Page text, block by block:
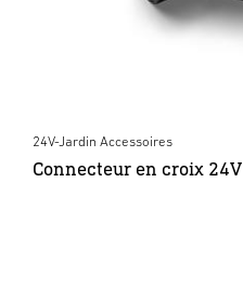
24V-Jardin Accessoires
Connecteur en croix 24V